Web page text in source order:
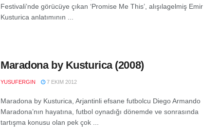
Festivali’nde görücüye çıkan ‘Promise Me This’, alışılagelmiş Emir
Kusturica anlatımının ...
Maradona by Kusturica (2008)
YUSUFERGIN 7 EKIM 2012
Maradona by Kusturica, Arjantinli efsane futbolcu Diego Armando
Maradona’nın hayatına, futbol oynadığı dönemde ve sonrasında
tartışma konusu olan pek çok ...